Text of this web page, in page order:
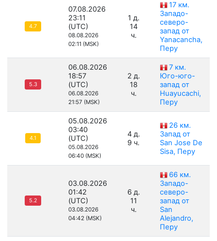
4.7
07.08.2026
23:11
(UTC)
08.08.2026
02:11 (MSK)
1 д.
14
ч.
17 км.
Западо-
северо-
запад от
Yanacancha,
Перу
5.3
06.08.2026
18:57
(UTC)
06.08.2026
21:57 (MSK)
2 д.
18
ч.
7 км.
Юго-юго-
запад от
Huayucachi,
Перу
4.1
05.08.2026
03:40
(UTC)
05.08.2026
06:40 (MSK)
4 д.
9 ч.
26 км.
Запад от
San Jose De
Sisa, Перу
5.2
03.08.2026
01:42
(UTC)
03.08.2026
04:42 (MSK)
6 д.
11
ч.
66 км.
Западо-
северо-
запад от
San
Alejandro,
Перу